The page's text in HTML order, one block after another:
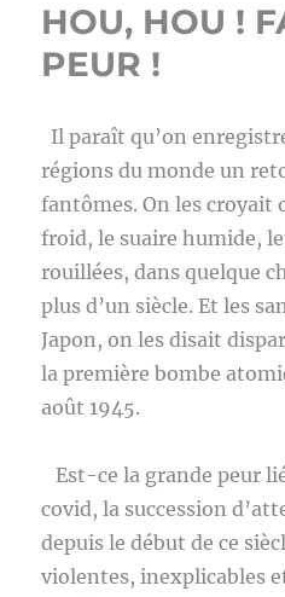
HOU, HOU !
PEUR !
Il paraît qu’on
régions du monde un
fantômes. On les croyait
froid, le suaire humide,
rouillées, dans quelque
plus d’un siècle. Et les
Japon, on les disait
la première bombe
août 1945.
Est-ce la grande peur
covid, la succession
depuis le début de ce
violentes, inexplicables